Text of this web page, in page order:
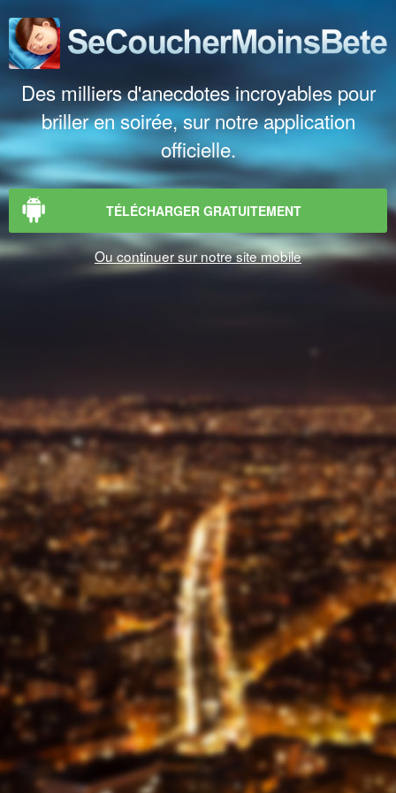
Des milliers d'anecdotes incroyables pour
briller en soirée, sur notre application
officielle.
TÉLÉCHARGER GRATUITEMENT
Ou continuer sur notre site mobile